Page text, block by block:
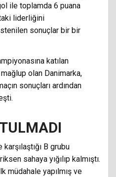
ile toplamda 6 puana
liderliğini
sonuçlar bir bir
katılan
olan Danimarka,
sonuçları ardından
karşılaştığı B grubu
sahaya yığılıp kalmıştı.
müdahale yapılmış ve